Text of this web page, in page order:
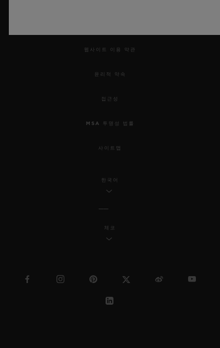
웹사이트 이용 약관
윤리적 약속
접근성
MSA 투명성 법률
사이트맵
한국어
체코